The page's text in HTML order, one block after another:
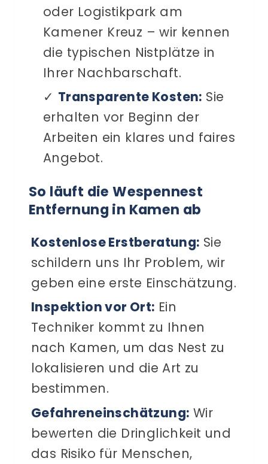
oder Logistikpark am
Kamener Kreuz – wir kennen
die typischen Nistplätze in
Ihrer Nachbarschaft.
✓ Transparente Kosten: Sie
erhalten vor Beginn der
Arbeiten ein klares und faires
Angebot.
So läuft dieWespennest
Entfernung in Kamen ab
Kostenlose Erstberatung: Sie
schildern uns Ihr Problem, wir
geben eine erste Einschätzung.
Inspektion vor Ort: Ein
Techniker kommt zu Ihnen
nach Kamen, um das Nest zu
lokalisieren und die Art zu
bestimmen.
Gefahreneinschätzung: Wir
bewerten die Dringlichkeit und
das Risiko für Menschen,